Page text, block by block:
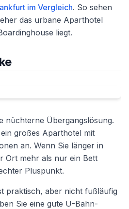
im Vergleich. So sehen
das urbane Aparthotel
liegt.
nüchterne Übergangslösung.
großes Aparthotel mit
an. Wenn Sie länger in
Ort mehr als nur ein Bett
Pluspunkt.
praktisch, aber nicht fußläufig
Sie eine gute U-Bahn-